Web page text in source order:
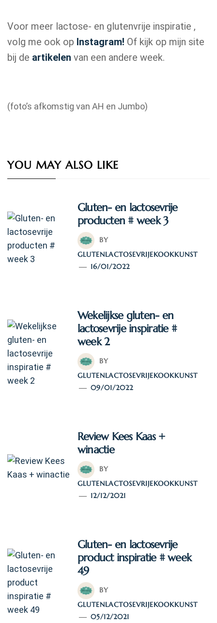
Voor meer lactose- en glutenvrije inspiratie ,
volg me ook op Instagram! Of kijk op mijn site
bij de artikelen van een andere week.
(foto’s afkomstig van AH en Jumbo)
YOU MAY ALSO LIKE
Gluten- en lactosevrije
producten # week 3
BY
GLUTENLACTOSEVRIJEKOOKKUNST
16/01/2022
Wekelijkse gluten- en
lactosevrije inspiratie #
week 2
BY
GLUTENLACTOSEVRIJEKOOKKUNST
09/01/2022
Review Kees Kaas +
winactie
BY
GLUTENLACTOSEVRIJEKOOKKUNST
12/12/2021
Gluten- en lactosevrije
product inspiratie # week
49
BY
GLUTENLACTOSEVRIJEKOOKKUNST
05/12/2021